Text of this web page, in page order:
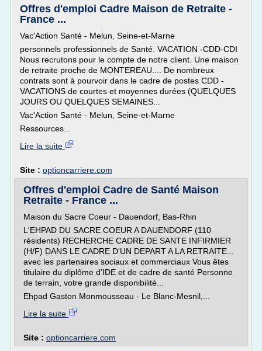
Offres d'emploi Cadre Maison de Retraite -
France ...
Vac'Action Santé - Melun, Seine-et-Marne
personnels professionnels de Santé. VACATION -CDD-CDI
Nous recrutons pour le compte de notre client. Une maison
de retraite proche de MONTEREAU.... De nombreux
contrats sont à pourvoir dans le cadre de postes CDD -
VACATIONS de courtes et moyennes durées (QUELQUES
JOURS OU QUELQUES SEMAINES...
Vac'Action Santé - Melun, Seine-et-Marne
Ressources...
Lire la suite
Site : optioncarriere.com
Offres d'emploi Cadre de Santé Maison
Retraite - France ...
Maison du Sacre Coeur - Dauendorf, Bas-Rhin
L'EHPAD DU SACRE COEUR A DAUENDORF (110
résidents) RECHERCHE CADRE DE SANTE INFIRMIER
(H/F) DANS LE CADRE D'UN DEPART A LA RETRAITE...
avec les partenaires sociaux et commerciaux Vous êtes
titulaire du diplôme d'IDE et de cadre de santé Personne
de terrain, votre grande disponibilité...
Ehpad Gaston Monmousseau - Le Blanc-Mesnil,...
Lire la suite
Site : optioncarriere.com